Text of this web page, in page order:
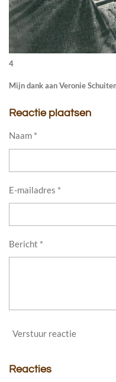
4
Mijn dank aan Veronie
Reactie plaatsen
Naam *
E-mailadres *
Bericht *
Verstuur reactie
Reacties